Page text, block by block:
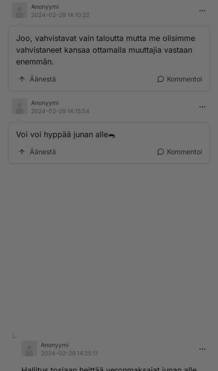
Anonyymi
2024-02-29 14:10:22
Joo, vahvistavat vain taloutta mutta me olisimme
vahvistaneet kansaa ottamalla muuttajia vastaan
enemmän.
Äänestä Kommentoi
Anonyymi
2024-02-29 14:15:54
Voi voi hyppää junan alle🐀
Äänestä Kommentoi
Anonyymi
2024-02-29 14:25:11